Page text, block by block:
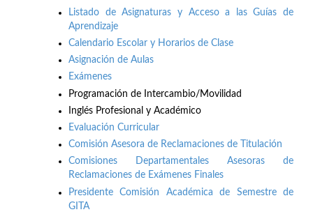
Listado de Asignaturas y Acceso a las Guías de
Aprendizaje
Calendario Escolar y Horarios de Clase
Asignación de Aulas
Exámenes
Programación de Intercambio/Movilidad
Inglés Profesional y Académico
Evaluación Curricular
Comisión Asesora de Reclamaciones de Titulación
Comisiones Departamentales Asesoras de
Reclamaciones de Exámenes Finales
Presidente Comisión Académica de Semestre de
GITA